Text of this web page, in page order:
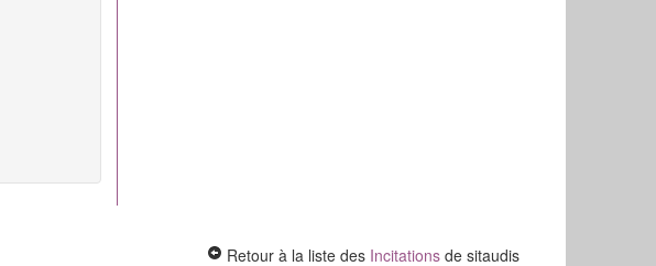
Retour à la liste des Incitations de sitaudis